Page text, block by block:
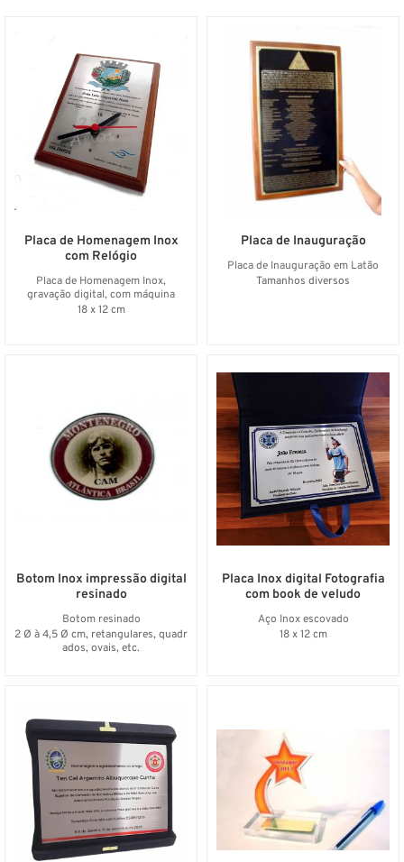
Placa de Homenagem Inox,
gravação digital, com máquina
relógio
18 x 12 cm
Placa de Homenagem Inox
com Relógio
Placa de Inauguração em Latão
Tamanhos diversos
Placa de Inauguração
Botom resinado
2 Ø à 4,5 Ø cm, retangulares, quadr
ados, ovais, etc.
Botom Inox impressão digital
resinado
Aço Inox escovado
18 x 12 cm
Placa Inox digital Fotografia
com book de veludo